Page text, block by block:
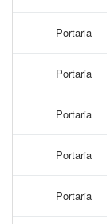
Portaria
Portaria
Portaria
Portaria
Portaria